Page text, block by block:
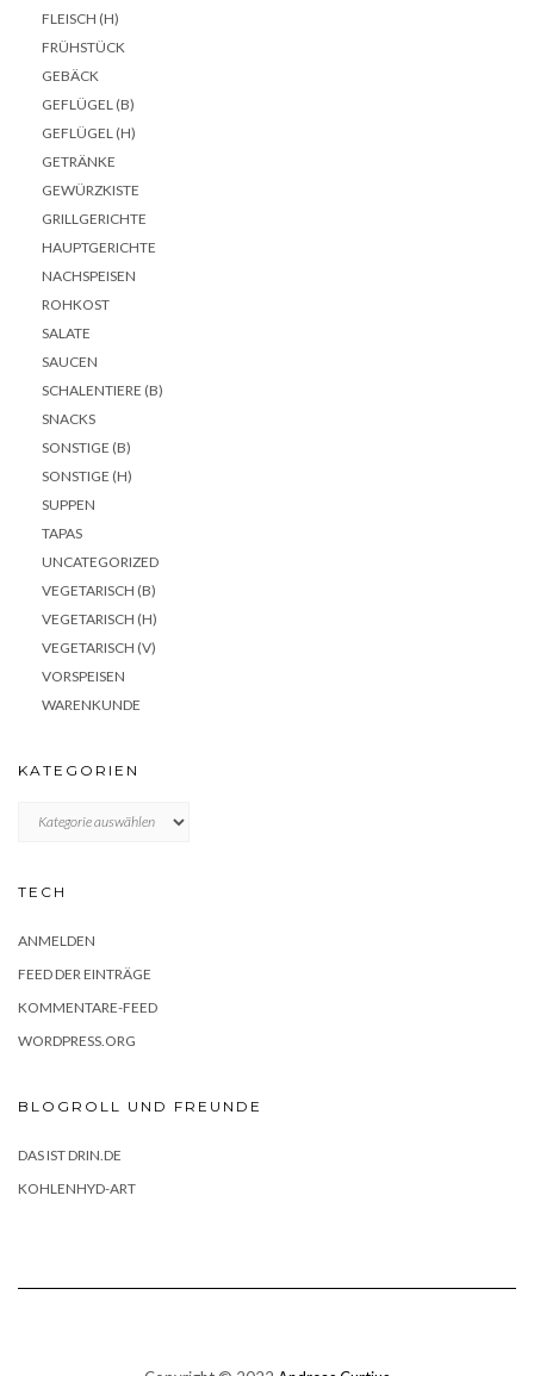
FLEISCH (H)
FRÜHSTÜCK
GEBÄCK
GEFLÜGEL (B)
GEFLÜGEL (H)
GETRÄNKE
GEWÜRZKISTE
GRILLGERICHTE
HAUPTGERICHTE
NACHSPEISEN
ROHKOST
SALATE
SAUCEN
SCHALENTIERE (B)
SNACKS
SONSTIGE (B)
SONSTIGE (H)
SUPPEN
TAPAS
UNCATEGORIZED
VEGETARISCH (B)
VEGETARISCH (H)
VEGETARISCH (V)
VORSPEISEN
WARENKUNDE
KATEGORIEN
TECH
ANMELDEN
FEED DER EINTRÄGE
KOMMENTARE-FEED
WORDPRESS.ORG
BLOGROLL UND FREUNDE
DAS IST DRIN.DE
KOHLENHYD-ART